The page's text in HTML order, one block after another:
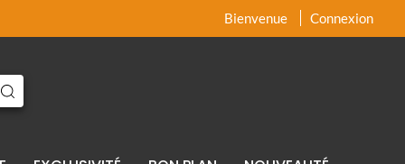
Bienvenue Connexionxx